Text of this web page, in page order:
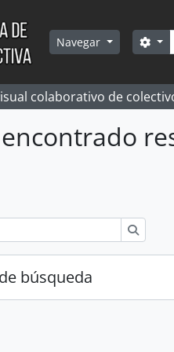
Navegar
colaborativo de
búsqueda